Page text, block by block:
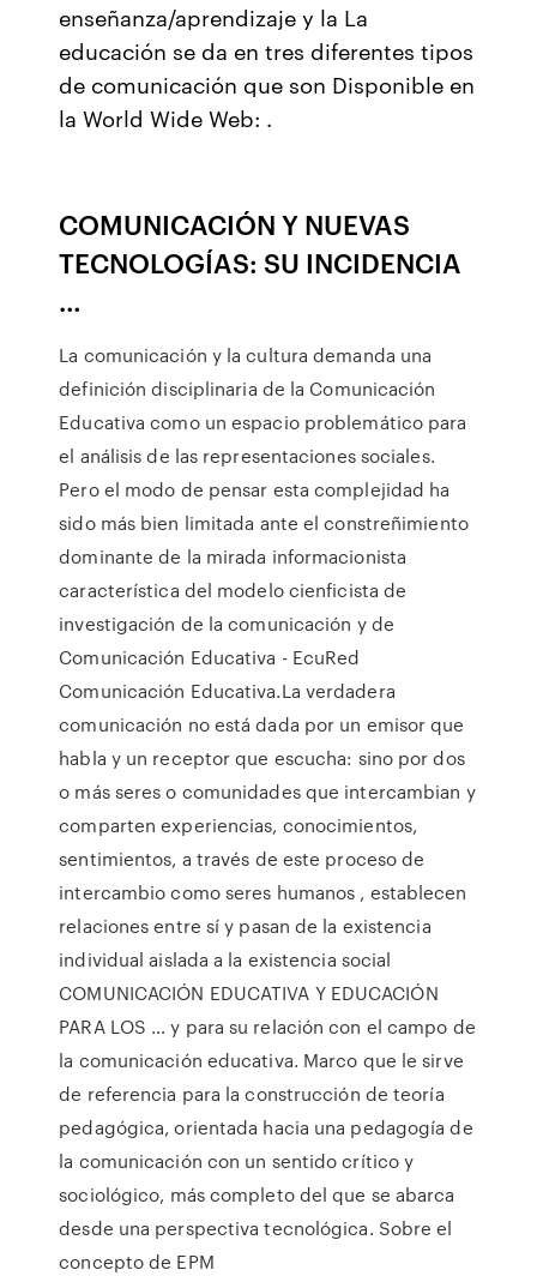
enseñanza/aprendizaje y la La
educación se da en tres diferentes tipos
de comunicación que son Disponible en
la World Wide Web: .
COMUNICACIÓN Y NUEVAS
TECNOLOGÍAS: SU INCIDENCIA
…
La comunicación y la cultura demanda una
definición disciplinaria de la Comunicación
Educativa como un espacio problemático para
el análisis de las representaciones sociales.
Pero el modo de pensar esta complejidad ha
sido más bien limitada ante el constreñimiento
dominante de la mirada informacionista
característica del modelo cienficista de
investigación de la comunicación y de
Comunicación Educativa - EcuRed
Comunicación Educativa.La verdadera
comunicación no está dada por un emisor que
habla y un receptor que escucha: sino por dos
o más seres o comunidades que intercambian y
comparten experiencias, conocimientos,
sentimientos, a través de este proceso de
intercambio como seres humanos , establecen
relaciones entre sí y pasan de la existencia
individual aislada a la existencia social
COMUNICACIÓN EDUCATIVA Y EDUCACIÓN
PARA LOS … y para su relación con el campo de
la comunicación educativa. Marco que le sirve
de referencia para la construcción de teoría
pedagógica, orientada hacia una pedagogía de
la comunicación con un sentido crítico y
sociológico, más completo del que se abarca
desde una perspectiva tecnológica. Sobre el
concepto de EPM